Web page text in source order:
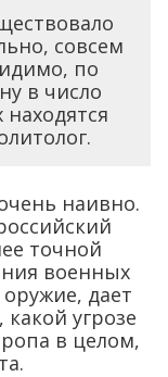
совсем
по
в число
наивно.
точной
военных
дает
угрозе
в целом,